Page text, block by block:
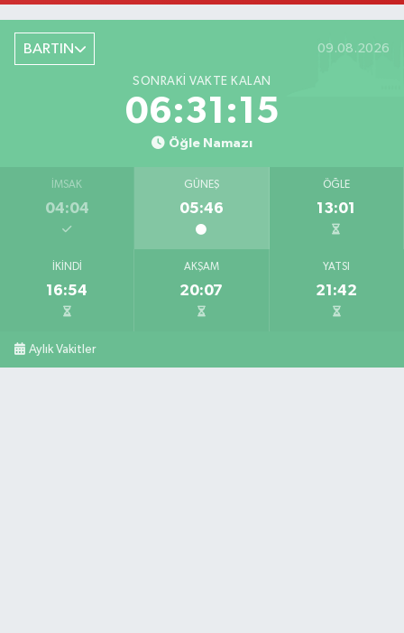
BARTIN 09.08.2026
SONRAKI VAKTE KALAN
06:31:14
Öğle Namazı
İMSAK
04:04
GÜNEŞ
05:46
ÖĞLE
13:01
İKINDI
16:54
AKŞAM
20:07
YATSI
21:42
Aylık Vakitler